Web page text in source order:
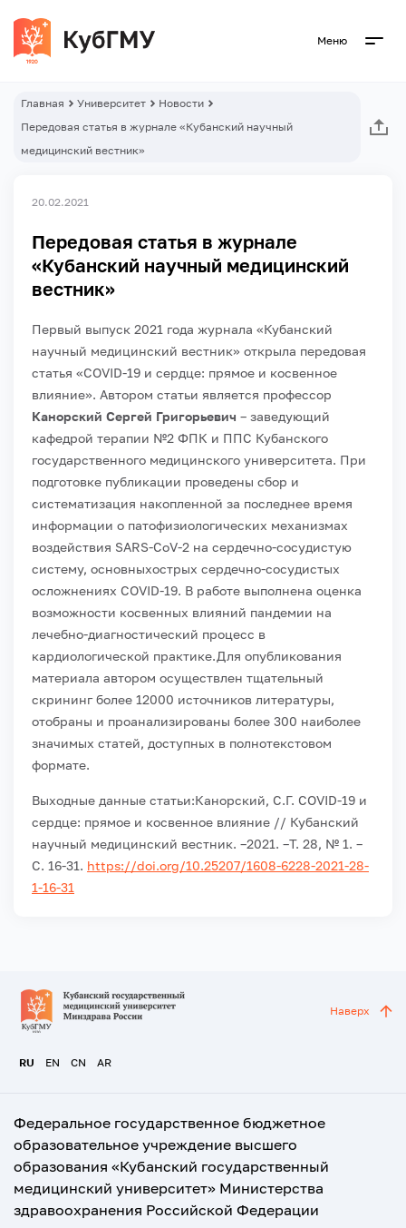
Меню
Главная Университет
Новости
Передовая статья в журнале «Кубанский научный
медицинский вестник»
20.02.2021
Передовая статья в журнале
«Кубанский научный медицинский
вестник»
Первый выпуск 2021 года журнала «Кубанский
научный медицинский вестник» открыла передовая
статья «COVID-19 и сердце: прямое и косвенное
влияние». Автором статьи является профессор
Канорский Сергей Григорьевич – заведующий
кафедрой терапии №2 ФПК и ППС Кубанского
государственного медицинского университета. При
подготовке публикации проведены сбор и
систематизация накопленной за последнее время
информации о патофизиологических механизмах
воздействия SARS-CoV-2 на сердечно-сосудистую
систему, основныхострых сердечно-сосудистых
осложнениях COVID-19. В работе выполнена оценка
возможности косвенных влияний пандемии на
лечебно-диагностический процесс в
кардиологической практике.Для опубликования
материала автором осуществлен тщательный
скрининг более 12000 источников литературы,
отобраны и проанализированы более 300 наиболее
значимых статей, доступных в полнотекстовом
формате.
Выходные данные статьи:Канорский, С.Г. COVID-19 и
сердце: прямое и косвенное влияние // Кубанский
научный медицинский вестник. –2021. –Т. 28, № 1. –
С. 16-31. https://doi.org/10.25207/1608-6228-2021-28-
1-16-31
RU EN CN AR
Наверх
Федеральное государственное бюджетное
образовательное учреждение высшего
образования «Кубанский государственный
медицинский университет» Министерства
здравоохранения Российской Федерации